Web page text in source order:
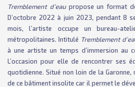
Tremblement d’eaupropose un format
D’octobre 2022 à juin 2023, pendant 8
mois, l’artiste occupe un bureau-
métropolitaines. Intitulé Tremblement
à une artiste un temps d’immersion au
L’occasion pour elle de rencontrer ses
quotidienne. Situé non loin de la Garonne,
de ce bâtiment insolite car il permet le